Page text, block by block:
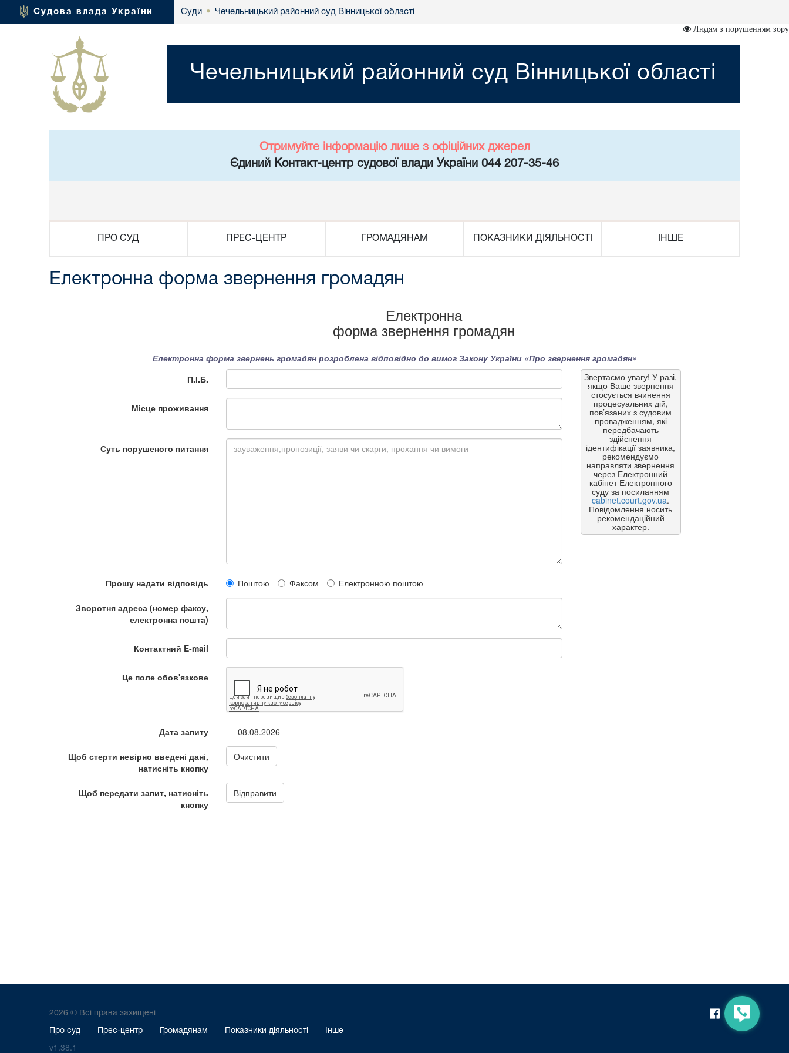
Судова влада України Суди • Чечельницький районний суд Вінницької області
Людям з порушенням зору
Чечельницький районний суд Вінницької області
Отримуйте інформацію лише з офіційних джерел
Єдиний Контакт-центр судової влади України 044 207-35-46
ПРО СУД ПРЕС-ЦЕНТР ГРОМАДЯНАМ ПОКАЗНИКИ ДІЯЛЬНОСТІ ІНШЕ
Електронна форма звернення громадян
2026 © Всі права захищені
Про суд Прес-центр Громадянам Показники діяльності Інше
v1.38.1